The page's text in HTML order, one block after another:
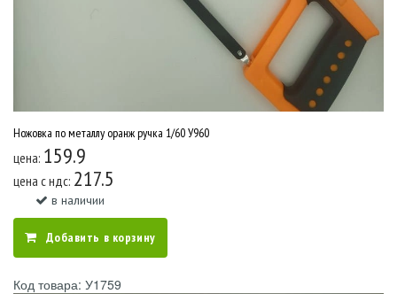
Ножовка по металлу оранж ручка 1/60 У960
цена: 159.9
цена c ндс: 217.5
в наличии
Добавить в корзину
Код товара: У1759